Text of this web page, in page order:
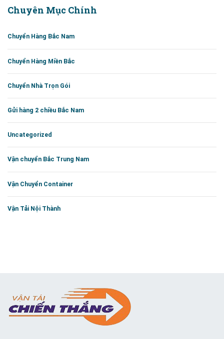
Chuyên Mục Chính
Chuyển Hàng Bắc Nam
Chuyển Hàng Miền Bắc
Chuyển Nhà Trọn Gói
Gửi hàng 2 chiều Bắc Nam
Uncategorized
Vận chuyển Bắc Trung Nam
Vận Chuyển Container
Vận Tải Nội Thành